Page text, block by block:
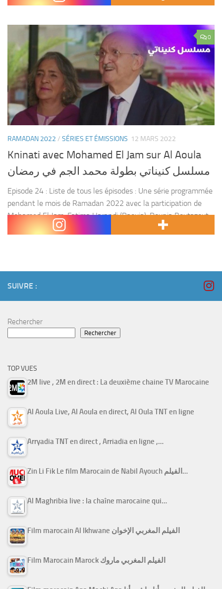
0
RAMADAN 2022 / SÉRIES ET ÉMISSIONS 12 MARS 2022
Kninati avec Mohamed El Jam sur Al Aoula
مسلسل كنيناتي بطولة محمد الجم في رمضان
Episode 24 : Liste de tous les épisodes : Une série programmée
pendant le mois de Ramadan 2022 avec la participation de
Mohamed El Jam, Fatima Harandi (Raouia), Dounia Boutazout,
Yahya El Fandy, Jamila...
SUIVRE :
Rechercher
Rechercher
TOP VUES
2M live , 2M en direct : La deuxième chaine TV Marocaine
Al Aoula Live, Al Aoula en direct, Al Oula TNT en ligne
Arryadia TNT en direct , Arriadia en ligne ,…
Zin Li Fik Le film Marocain de Nabil Ayouch الفيلم…
Al Maghribia live : la chaîne marocaine qui…
Film marocain Al Ikhwane الفيلم المغربي الإخوان
Film Marocain Marock الفيلم المغربي ماروك